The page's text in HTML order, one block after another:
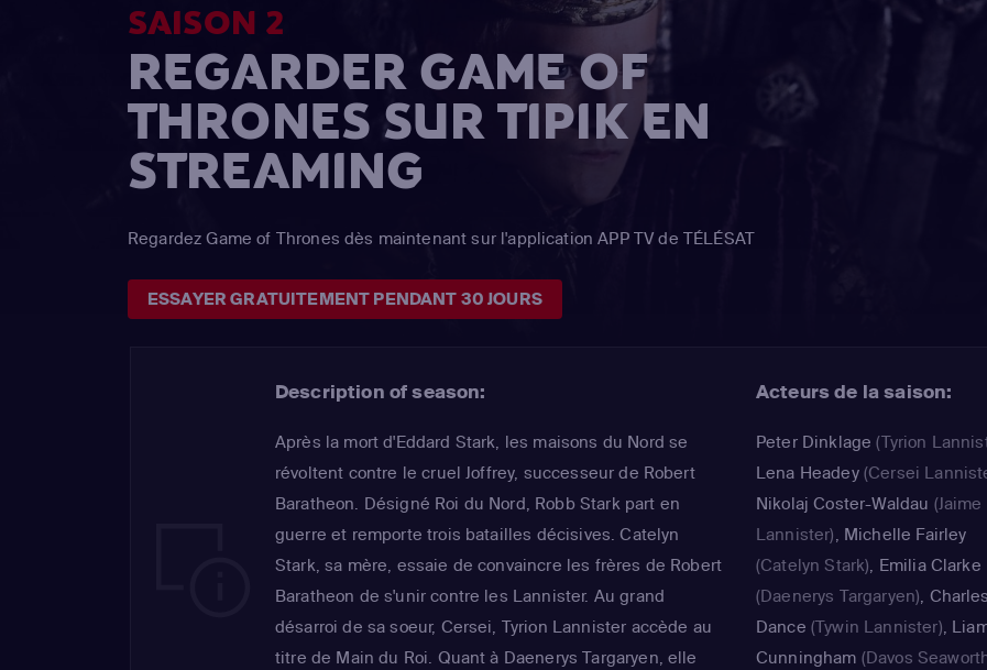
SAISON 2
REGARDER GAME OF
THRONES SUR TIPIK EN
STREAMING
Regardez Game of Thrones dès maintenant sur l'application APP TV de TÉLÉSAT
ESSAYER GRATUITEMENT PENDANT 30 JOURS
Description of season:
Après la mort d'Eddard Stark, les maisons du Nord se
révoltent contre le cruel Joffrey, successeur de Robert
Baratheon. Désigné Roi du Nord, Robb Stark part en
guerre et remporte trois batailles décisives. Catelyn
Stark, sa mère, essaie de convaincre les frères de Robert
Baratheon de s'unir contre les Lannister. Au grand
désarroi de sa soeur, Cersei, Tyrion Lannister accède au
titre de Main du Roi. Quant à Daenerys Targaryen, elle
Acteurs de la saison:
Peter Dinklage (Tyrion
Lena Headey(Cersei
Nikolaj Coster-Waldau (Jaime
Lannister), Michelle Fairley
(Catelyn Stark), Emilia Clarke
(Daenerys Targaryen), Charles
Dance (Tywin Lannister),
Cunningham (Davos